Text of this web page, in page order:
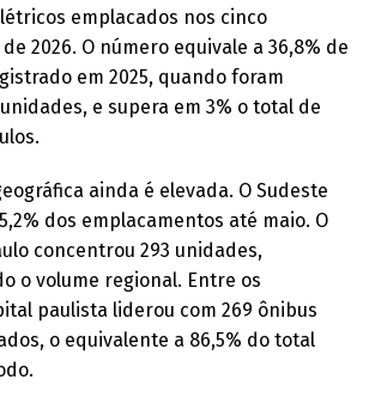
emplacados nos cinco
2026. O número equivale a 36,8% de
em 2025, quando foram
e supera em 3% o total de
ainda é elevada. O Sudeste
dos emplacamentos até maio. O
concentrou 293 unidades,
o volume regional. Entre os
paulista liderou com 269 ônibus
o equivalente a 86,5% do total